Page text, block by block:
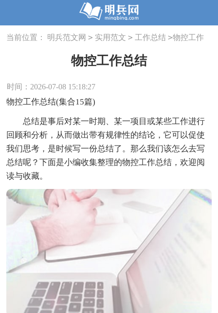
当前位置： 明兵范文网 > 实用范文 > 工作总结 >物控工作
物控工作总结
时间：2026-07-08 15:18:27
物控工作总结(集合15篇)
总结是事后对某一时期、某一项目或某些工作进行
回顾和分析，从而做出带有规律性的结论，它可以促使
我们思考，是时候写一份总结了。那么我们该怎么去写
总结呢？下面是小编收集整理的物控工作总结，欢迎阅
读与收藏。